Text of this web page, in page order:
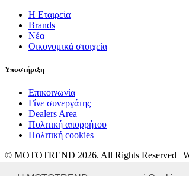
Η Εταιρεία
Brands
Νέα
Οικονομικά στοιχεία
Υποστήριξη
Επικοινωνία
Γίνε συνεργάτης
Dealers Area
Πολιτική απορρήτου
Πολιτική cookies
© MOTOTREND 2026. All Rights Reserved |